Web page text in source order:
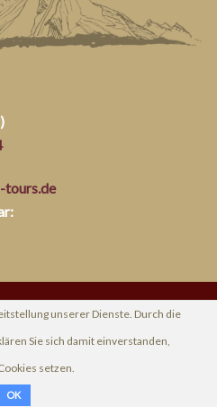
tours.de
unserer Dienste. Durch die
Sie sich damit einverstanden,
setzen.
OK